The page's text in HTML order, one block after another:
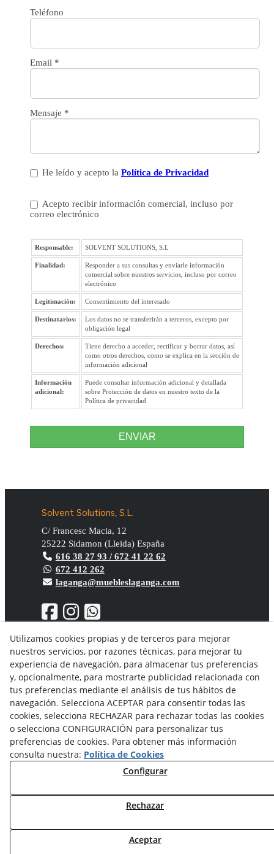
Teléfono
Email *
Mensaje *
He leído y acepto la Política de Privacidad
Acepto recibir información comercial, incluso por
correo electrónico
Responsable: SOLVENT SOLUTIONS, S.L
Finalidad:
Responder a sus consultas y enviarle información
comercial sobre nuestros servicios, incluso por correo
electrónico
Legitimación: Consentimiento del interesado
Destinatarios:
Los datos no se transferirán a terceros, excepto por
obligación legal
Derechos:
Tiene derecho a acceder, rectificar y borrar datos, así
como otros derechos, como se explica en la sección de
información adicional
Información
adicional:
Puede consultar información adicional y detallada
sobre Protección de datos en nuestro texto de la
Política de privacidad
ENVIAR
Solvent Solutions, S.L.
C/ Francesc Macia, 12
25222 Sidamon (Lleida) España
616 38 27 93 / 672 41 22 62
672 412 262
laganga@muebleslaganga.com
Aviso Legal
Política de privacidad
Política Cookies
Condiciones generales de compra
Derecho de desistimiento
Organismos de resolución de conflictos
© 08/2026 Solvent Solutions, S.L. (La Ganga) - Todos los
derechos reservados.
Utilizamos cookies propias y de terceros para mejorar
nuestros servicios, por razones técnicas, para mejorar tu
experiencia de navegación, para almacenar tus preferencias
y, opcionalmente, para mostrarte publicidad relacionada con
tus preferencias mediante el análisis de tus hábitos de
navegación. Selecciona ACEPTAR para consentir todas las
cookies, selecciona RECHAZAR para rechazar todas las cookies
o selecciona CONFIGURACIÓN para personalizar tus
preferencias de cookies. Para obtener más información
consulta nuestra: Política de Cookies
Configurar
Rechazar
Aceptar